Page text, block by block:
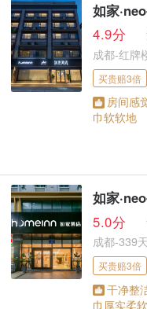
如家
4.9分
成都-红牌
买贵赔3倍
房间感
巾软软地
如家
5.0分
成都-339
买贵赔3倍
干净整
巾厚实柔软